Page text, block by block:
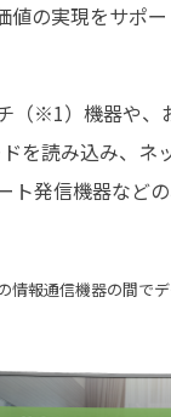
の実現をサポ
（※1）機器や
を読み込み、
発信機器など
報通信機器の間でデ